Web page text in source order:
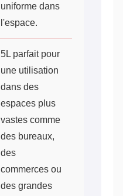
uniforme dans
l'espace.
5L parfait pour
une utilisation
dans des
espaces plus
vastes comme
des bureaux,
des
commerces ou
des grandes